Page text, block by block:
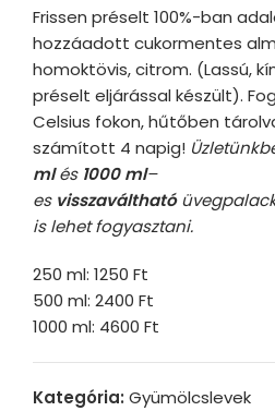
Frissen préselt 100%-ban
hozzáadott cukormentes
homoktövis, citrom. (Lassú,
préselt eljárással készült).
Celsius fokon, hűtőben
számított 4 napig!
mlés 1000 ml–
es visszaváltható
is lehet fogyasztani.
250 ml: 1250 Ft
500 ml: 2400 Ft
1000 ml: 4600 Ft
Kategória: Gyümölcslevek